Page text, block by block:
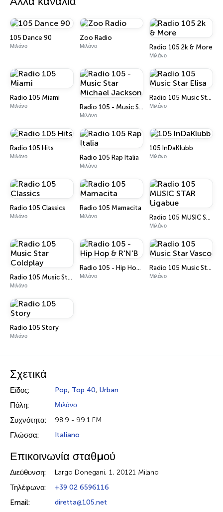
105 Dance 90
Μιλάνο
Zoo Radio
Μιλάνο Radio 105 2k & More
Μιλάνο
Radio 105 Miami
Μιλάνο Radio 105 - Music Star Michael Jackson
Μιλάνο
Radio 105 Music Star Elisa
Μιλάνο
Radio 105 Hits
Μιλάνο Radio 105 Rap Italia
Μιλάνο
105 InDaKlubb
Μιλάνο
Radio 105 Classics
Μιλάνο
Radio 105 Mamacita
Μιλάνο Radio 105 MUSIC STAR Ligabue
Μιλάνο
Radio 105 Music Star Coldplay
Μιλάνο
Radio 105 - Hip Hop & R'N'B
Μιλάνο
Radio 105 Music Star Vasco
Μιλάνο
Radio 105 Story
Μιλάνο
Σχετικά
Είδος: Pop, Top 40, Urban
Πόλη: Μιλάνο
Συχνότητα: 98.9 - 99.1 FM
Γλώσσα: Italiano
Επικοινωνία σταθμού
Διεύθυνση: Largo Donegani, 1, 20121 Milano
Τηλέφωνο: +39 02 6596116
Email: diretta@105.net